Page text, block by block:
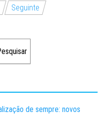
Seguinte
de sempre: novos